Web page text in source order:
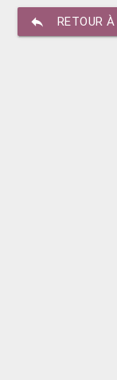
reply RETOUR